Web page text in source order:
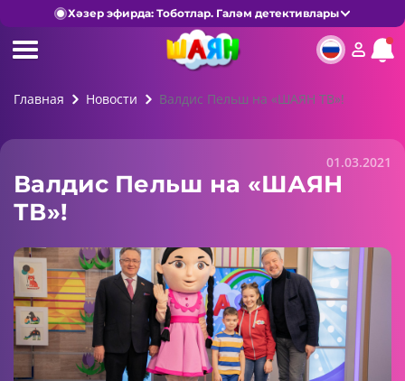
Хәзер эфирда: Тоботлар. Галәм детективлары
Главная Новости Валдис Пельш на «ШАЯН ТВ»!
01.03.2021
Валдис Пельш на «ШАЯН
ТВ»!